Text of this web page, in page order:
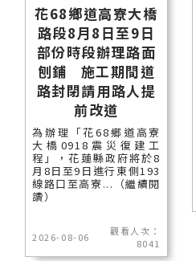
花68鄉道高寮大橋
路段8月8日至9日
部份時段辦理路面
刨鋪 施工期間道
路封閉請用路人提
前改道
為辦理「花68鄉道高寮
大橋0918震災復建工
程」，花蓮縣政府將於8
月8日至9日進行東側193
線路口至高寮...（繼續閱
讀）
2026-08-06
觀看人次：
8041